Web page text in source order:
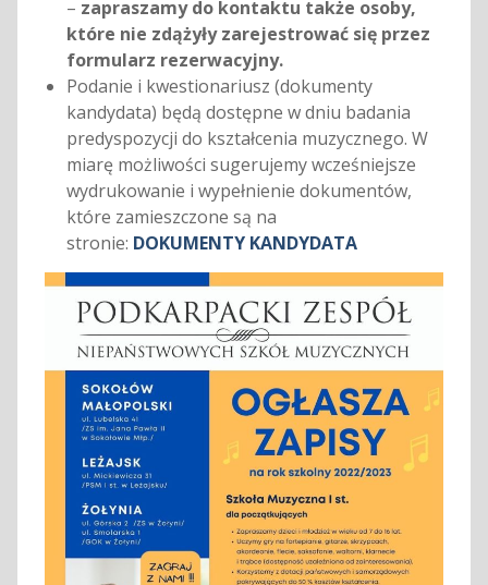
– zapraszamy do kontaktu także osoby,
które nie zdążyły zarejestrować się przez
formularz rezerwacyjny.
Podanie i kwestionariusz (dokumenty
kandydata) będą dostępne w dniu badania
predyspozycji do kształcenia muzycznego. W
miarę możliwości sugerujemy wcześniejsze
wydrukowanie i wypełnienie dokumentów,
które zamieszczone są na
stronie: DOKUMENTY KANDYDATA